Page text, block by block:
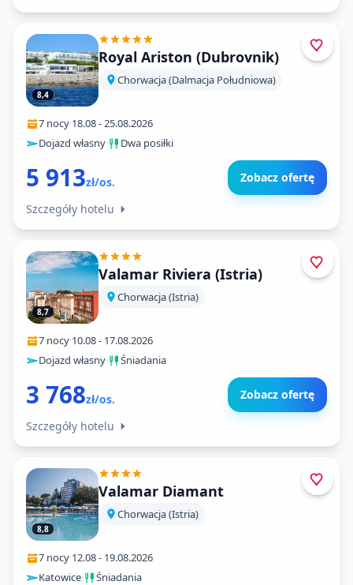
8,4
Royal Ariston (Dubrovnik)
Chorwacja (Dalmacja Południowa)
7 nocy·18.08-25.08.2026
Dojazd własny· Dwa posiłki
5 913zł/os. Zobacz ofertę
Szczegóły hotelu
8,7
Valamar Riviera (Istria)
Chorwacja (Istria)
7 nocy·10.08- 17.08.2026
Dojazd własny· Śniadania
3 768zł/os. Zobacz ofertę
Szczegóły hotelu
8,8
Valamar Diamant
Chorwacja (Istria)
7 nocy·12.08- 19.08.2026
Katowice· Śniadania